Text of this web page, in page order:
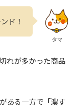
ド！
タマ
れが多かった商品
ある一方で「濃す